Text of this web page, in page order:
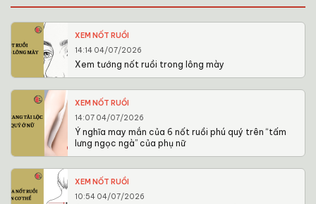
XEM NỐT RUỒI
14:14 04/07/2026
Xem tướng nốt ruồi trong lông mày
XEM NỐT RUỒI
14:07 04/07/2026
Ý nghĩa may mắn của 6 nốt ruồi phú quý trên “tấm
lưng ngọc ngà” của phụ nữ
XEM NỐT RUỒI
10:54 04/07/2026